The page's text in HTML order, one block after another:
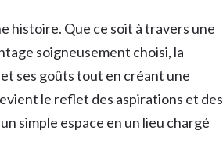
histoire. Que ce soit à travers une
soigneusement choisi, la
ses goûts tout en créant une
le reflet des aspirations et des
simple espace en un lieu chargé